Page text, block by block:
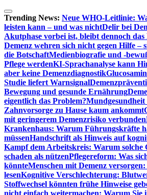
Zum
Inhalt
springen
Trending News: Neue WHO-Leitlinie:
leisten kann – und was nichtDelir bei
Akutphase vorbei ist, bleibt dennoch das
Demenz wehren sich nicht gegen Hilfe –
die BotschaftMedienbiografie und -
Pflege werdenKI-Sprachanalyse kann
aber keine Demenzdiagnostik
Studie liefert Warnsignal
Bewegung und gesunde Ernährung
eigentlich das Problem?
Zahnvorsorge zu Hause kaum ankommt
mit geringerem Demenzrisiko verbunden
Krankenhaus: Warum Führungskräfte
müssenHandschrift als Hinweis auf
Kampf dem Arbeitskreis: Warum solche
schaden als nützenPflegereform: Was
könnteMenschen mit Demenz
lesenKognitive Verschlechterung:
Stoffwechsel könnten frühe Hinweise
nicht einfach weitermachen: Warum Sie